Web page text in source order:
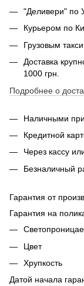
"Деливери" по
Курьером по
Грузовым
Доставка
1000 грн.
Подробнее о
Наличными
Кредитной
Через кассу
Безналичный
Гарантия от
Гарантия на
Цвет
Хрупкость
Датой начала